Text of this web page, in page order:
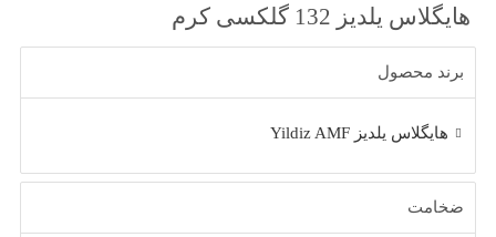
هایگلاس یلدیز 132 گلکسی کرم
برند محصول
هایگلاس یلدیز Yildiz AMF
ضخامت